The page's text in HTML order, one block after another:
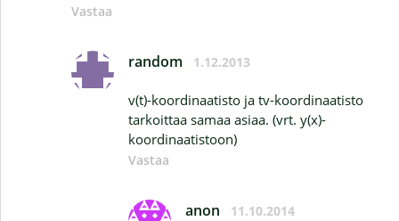
Vastaa
random 1.12.2013
v(t)-koordinaatisto ja tv-koordinaatisto
tarkoittaa samaa asiaa. (vrt. y(x)-
koordinaatistoon)
Vastaa
anon 11.10.2014